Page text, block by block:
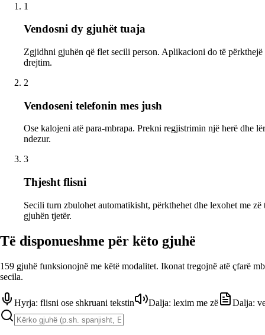
1
Vendosni dy gjuhët tuaja
Zgjidhni gjuhën që flet secili person. Aplikacioni do të përkthejë
drejtim.
2
Vendoseni telefonin mes jush
Ose kalojeni atë para-mbrapa. Prekni regjistrimin një herë dhe
ndezur.
3
Thjesht flisni
Secili turn zbulohet automatikisht, përkthehet dhe lexohet me zë
gjuhën tjetër.
Të disponueshme për këto gjuhë
159 gjuhë funksionojnë me këtë modalitet. Ikonat tregojnë atë çfarë
secila.
Hyrja: flisni ose shkruani tekstin Dalja: lexim me zë Dalja: